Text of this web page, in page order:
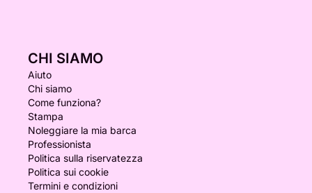
CHI SIAMO
Aiuto
Chi siamo
Come funziona?
Stampa
Noleggiare la mia barca
Professionista
Politica sulla riservatezza
Politica sui cookie
Termini e condizioni